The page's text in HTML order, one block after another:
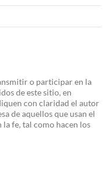
o participar en la
de este sitio, en
con claridad el autor
de aquellos que usan el
fe, tal como hacen los